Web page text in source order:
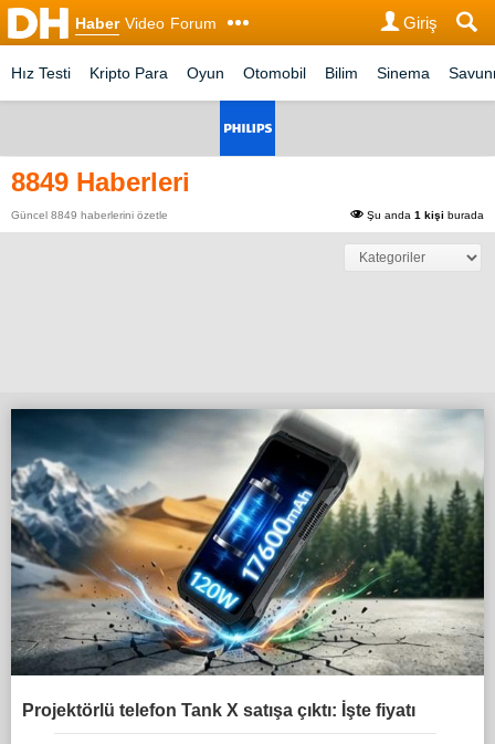
Haber Video Forum Giriş
Hız Testi Kripto Para Oyun Otomobil Bilim Sinema
8849 Haberleri
Güncel 8849 haberlerini özetle Şu anda 1 kişi burada
Projektörlü telefon Tank X satışa çıktı: İşte fiyatı